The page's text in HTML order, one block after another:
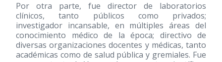
Por otra parte, fue director de laboratorios
clínicos, tanto públicos como privados;
investigador incansable, en múltiples áreas del
conocimiento médico de la época; directivo de
diversas organizaciones docentes y médicas, tanto
académicas como de salud pública y gremiales. Fue